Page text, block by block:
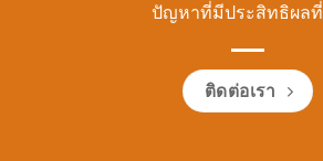
ปัญหาที่มีประสิทธิผล
ติดต่อเรา